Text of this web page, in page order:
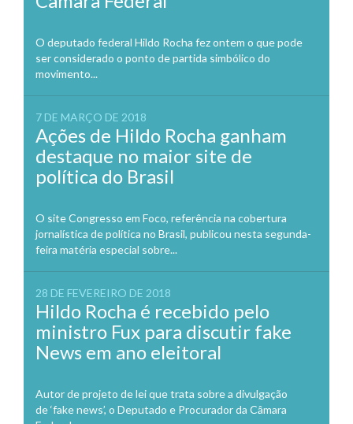
O deputado federal Hildo Rocha fez ontem o que pode
ser considerado o ponto de partida simbólico do
movimento...
7 DE MARÇO DE 2018
Ações de Hildo Rocha ganham
destaque no maior site de
política do Brasil
O site Congresso em Foco, referência na cobertura
jornalística de política no Brasil, publicou nesta segunda-
feira matéria especial sobre...
28 DE FEVEREIRO DE 2018
Hildo Rocha é recebido pelo
ministro Fux para discutir fake
News em ano eleitoral
Autor de projeto de lei que trata sobre a divulgação
de ‘fake news’, o Deputado e Procurador da Câmara